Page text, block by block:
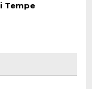
Tempe